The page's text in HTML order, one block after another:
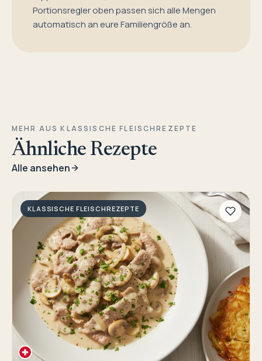
Portionsregler oben passen sich alle Mengen
automatisch an eure Familiengröße an.
MEHR AUS KLASSISCHE FLEISCHREZEPTE
Ähnliche Rezepte
Alle ansehen
KLASSISCHE FLEISCHREZEPTE